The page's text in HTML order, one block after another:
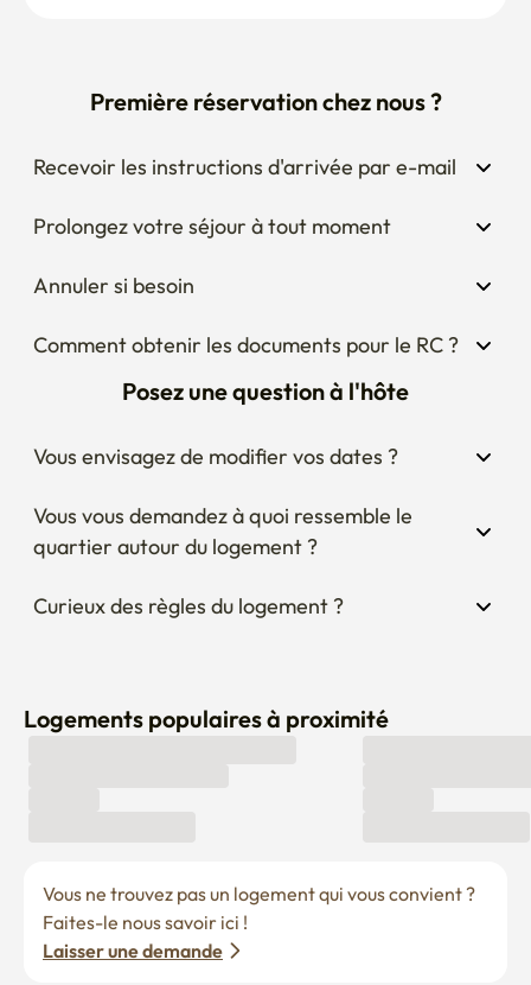
Première réservation chez nous ?
Recevoir les instructions d'arrivée par e-mail
Prolongez votre séjour à tout moment
Annuler si besoin
Comment obtenir les documents pour le RC ?
Posez une question à l'hôte
Vous envisagez de modifier vos dates ?
Vous vous demandez à quoi ressemble le
quartier autour du logement ?
Curieux des règles du logement ?
Logements populaires à proximité
Vous ne trouvez pas un logement qui vous convient ?
Faites-le nous savoir ici !
Laisser une demande